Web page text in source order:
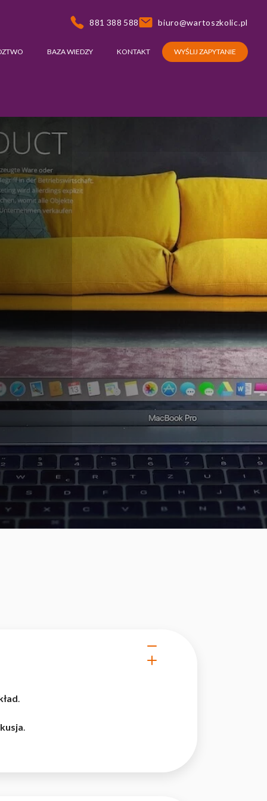
881 388 588 biuro@wartoszkolic.pl
BAZA WIEDZY KONTAKT WYŚLIJ ZAPYTANIE
.
.